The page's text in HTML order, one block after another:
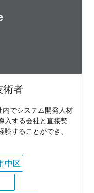
術者
内でシステム開発人材
入する会社と直接契
することができ、
中区